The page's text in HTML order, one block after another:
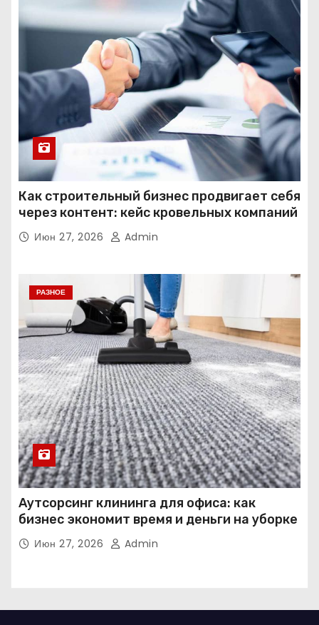
Как строительный бизнес продвигает себя
через контент: кейс кровельных компаний
Июн 27, 2026 Admin
РАЗНОЕ
Аутсорсинг клининга для офиса: как
бизнес экономит время и деньги на уборке
Июн 27, 2026 Admin